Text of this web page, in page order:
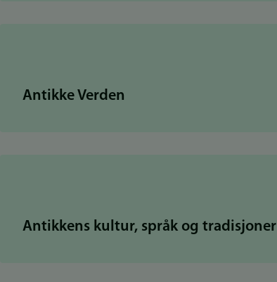
Antikke Verden
Antikkens kultur, språk og tradisjoner